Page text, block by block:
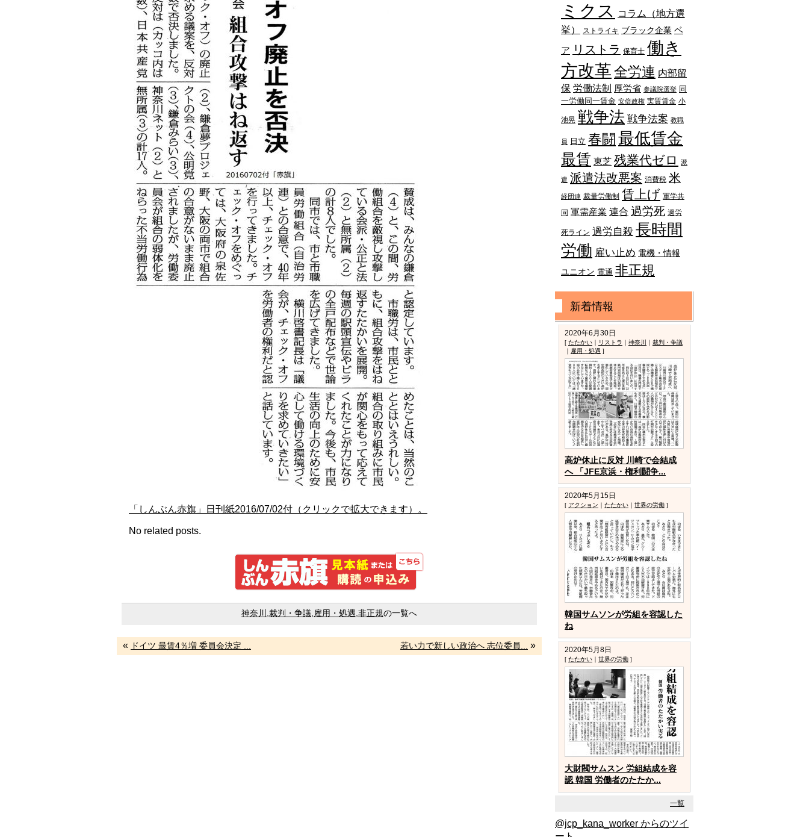
「しんぶん赤旗」日刊紙2016/07/02付（クリックで拡大できます）。
No related posts.
しんぶん赤旗 見本紙または購読の申込み
神奈川 裁判・争議 雇用・処遇 非正規の一覧へ
« ドイツ 最賃4％増 委員会決定 ... 若い力で新しい政治へ 志位委員... »
ミクス
コラム（地方選
挙）
ストライキ ブラック企業 ベ
ア リストラ 保育士 働き
方改革全労連 内部留
保 労働法制 厚労省 参議院選挙 同
一労働同一賃金 安倍政権 実質賃金 小
池晃 戦争法 戦争法案 教職
員 日立 春闘 最低賃金
最賃 東芝 残業代ゼロ 派
遣 派遣法改悪案 消費税 米
経団連 裁量労働制 賃上げ 軍学共
同 軍需産業 連合 過労死 過労
死ライン 過労自殺 長時間
労働 雇い止め 電機・情報
ユニオン 電通 非正規
新着情報
2020年6月30日
[ たたかい ｜ リストラ ｜ 神奈川 ｜ 裁判・争議
｜ 雇用・処遇 ]
高炉休止に反対 川崎で会結成
へ 「JFE京浜・権利闘争...
2020年5月15日
[ アクション ｜ たたかい ｜ 世界の労働 ]
韓国サムソンが労組を容認した
ね
2020年5月8日
[ たたかい ｜ 世界の労働 ]
大財閥サムスン 労組結成を容
認 韓国 労働者のたたか...
一覧
@jcp_kana_worker からのツイ